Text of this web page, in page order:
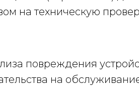
на техническую
повреждения
на